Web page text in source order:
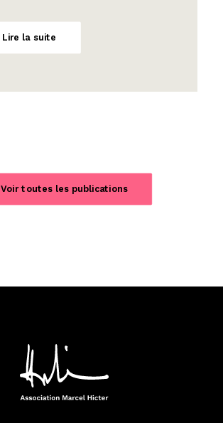
Lire la suite
Voir toutes les publications